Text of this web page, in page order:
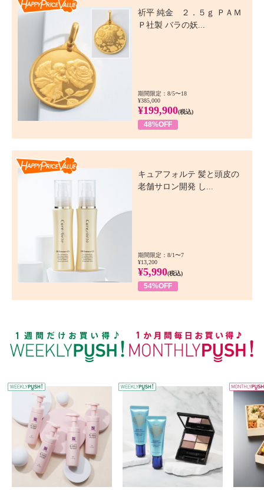
祈平 純金 ２．５ｇ ＰＡＭ
Ｐ社製 バラの妖...
期間限定：8/5〜18
¥385,000
¥199,900(税込)
48%OFF
キュアフォルテ 髪と頭皮の
老舗サロン開発 し...
期間限定：8/1〜7
¥13,200
¥5,990(税込)
54%OFF
WEEKLY PUSH